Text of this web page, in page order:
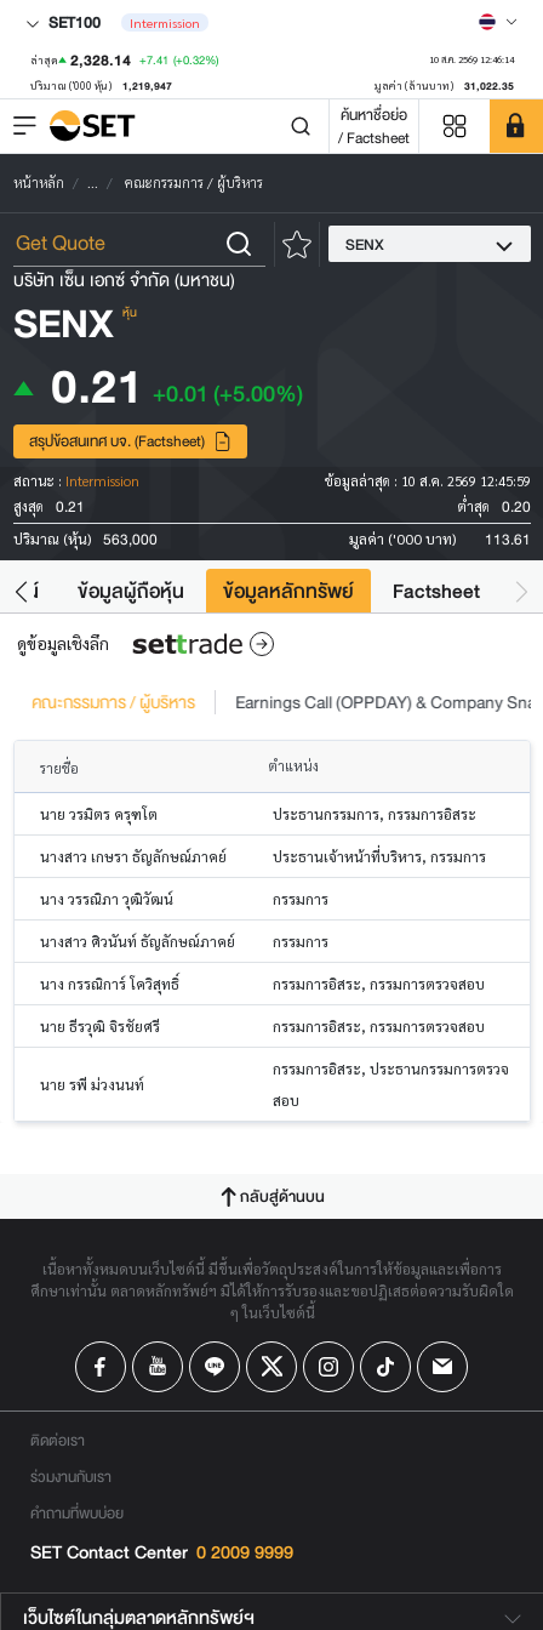
SET100 Intermission
ล่าสุด 2,328.14 +7.41 (+0.32%) 10 ส.ค. 2569 12:46:14
ปริมาณ ('000 หุ้น) 1,219,947 มูลค่า (ล้านบาท) 31,022.35
ค้นหาชื่อย่อ
/ Factsheet
หน้าหลัก ... คณะกรรมการ / ผู้บริหาร
SENX
บริษัท เซ็น เอกซ์ จำกัด (มหาชน)
SENX หุ้น
0.21 +0.01 (+5.00%)
สรุปข้อสนเทศ บจ. (Factsheet)
สถานะ : Intermission ข้อมูลล่าสุด : 10 ส.ค. 2569 12:45:59
สูงสุด
0.21 ต่ำสุด 0.20
ปริมาณ (หุ้น) 563,000 มูลค่า ('000 บาท) 113.61
ยชน์ ข้อมูลผู้ถือหุ้น ข้อมูลหลักทรัพย์ Factsheet
ดูข้อมูลเชิงลึก
คณะกรรมการ / ผู้บริหาร Earnings Call (OPPDAY) & Company
รายชื่อ ตำแหน่ง
นาย วรมิตร ครุฑโต ประธานกรรมการ, กรรมการอิสระ
นางสาว เกษรา ธัญลักษณ์ภาคย์ ประธานเจ้าหน้าที่บริหาร, กรรมการ
นาง วรรณิภา วุฒิวัฒน์ กรรมการ
นางสาว ศิวนันท์ ธัญลักษณ์ภาคย์ กรรมการ
นาง กรรณิการ์ โควิสุทธิ์ กรรมการอิสระ, กรรมการตรวจสอบ
นาย ธีรวุฒิ จิรชัยศรี กรรมการอิสระ, กรรมการตรวจสอบ
นาย รพี ม่วงนนท์
กรรมการอิสระ, ประธานกรรมการตรวจ
สอบ
กลับสู่ด้านบน
เนื้อหาทั้งหมดบนเว็บไซต์นี้ มีขึ้นเพื่อวัตถุประสงค์ในการให้ข้อมูลและเพื่อการ
ศึกษาเท่านั้น ตลาดหลักทรัพย์ฯ มิได้ให้การรับรองและขอปฏิเสธต่อความรับผิดใด
ๆ ในเว็บไซต์นี้
ติดต่อเรา
ร่วมงานกับเรา
คำถามที่พบบ่อย
SET Contact Center 0 2009 9999
เว็บไซต์ในกลุ่มตลาดหลักทรัพย์ฯ